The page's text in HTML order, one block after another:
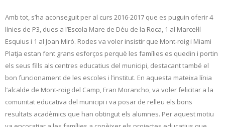
Amb tot, s’ha aconseguit per al curs 2016-2017 que es puguin oferir 4
línies de P3, dues a l’Escola Mare de Déu de la Roca, 1 al Marcel·lí
Esquius i 1 al Joan Miró. Rodes va voler insistir que Mont-roig i Miami
Platja estan fent grans esforços perquè les famílies es quedin i portin
els seus fills als centres educatius del municipi, destacant també el
bon funcionament de les escoles i l’institut. En aquesta mateixa línia
l’alcalde de Mont-roig del Camp, Fran Morancho, va voler felicitar a la
comunitat educativa del municipi i va posar de relleu els bons
resultats acadèmics que han obtingut els alumnes. Per aquest motiu